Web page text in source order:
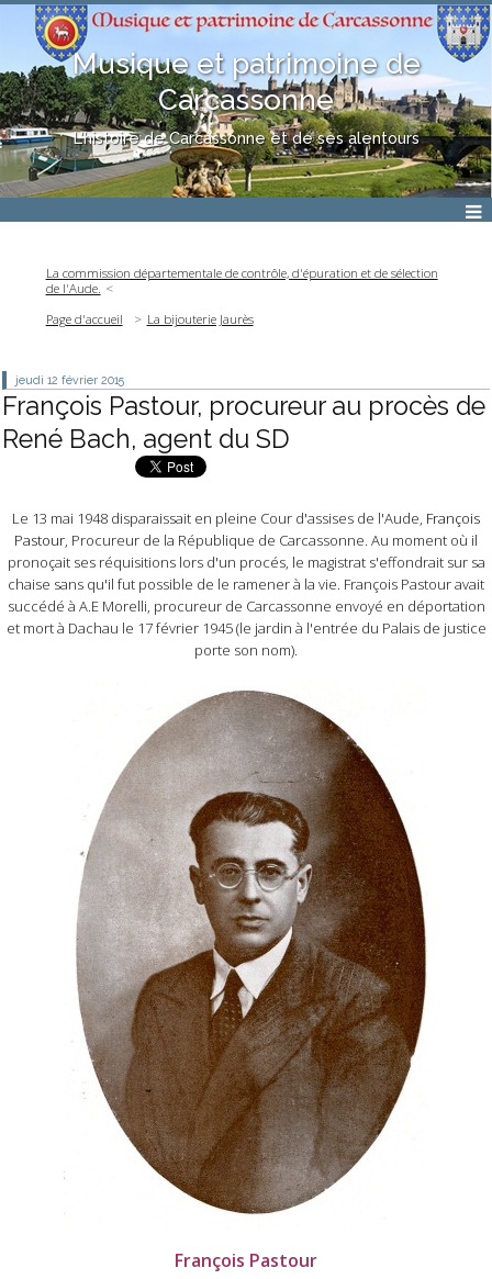
Musique et patrimoine de
Carcassonne
L'histoire de Carcassonne et de ses alentours
La commission départementale de contrôle, d'épuration et de sélection
de l'Aude.
Page d'accueil
La bijouterie Jaurès
jeudi 12 février 2015
François Pastour, procureur au procès de
René Bach, agent du SD
Le 13 mai 1948 disparaissait en pleine Cour d'assises de l'Aude, François
Pastour, Procureur de la République de Carcassonne. Au moment où il
pronoçait ses réquisitions lors d'un procés, le magistrat s'effondrait sur sa
chaise sans qu'il fut possible de le ramener à la vie. François Pastour avait
succédé à A.E Morelli, procureur de Carcassonne envoyé en déportation
et mort à Dachau le 17 février 1945 (le jardin à l'entrée du Palais de justice
porte son nom).
François Pastour